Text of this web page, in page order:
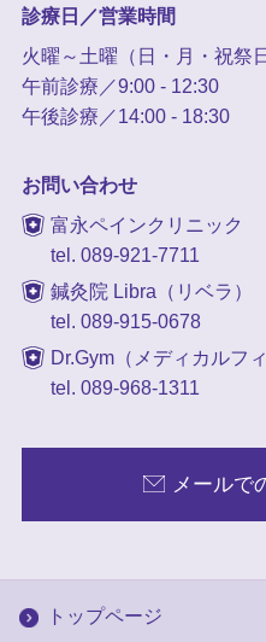
診療日／営業時間
火曜～土曜（日・月・祝祭
午前診療／9:00 - 12:30
午後診療／14:00 - 18:30
お問い合わせ
富永ペインクリニック
tel. 089-921-7711
鍼灸院 Libra（リベラ）
tel. 089-915-0678
Dr.Gym（メディカルフ
tel. 089-968-1311
メールで
トップページ